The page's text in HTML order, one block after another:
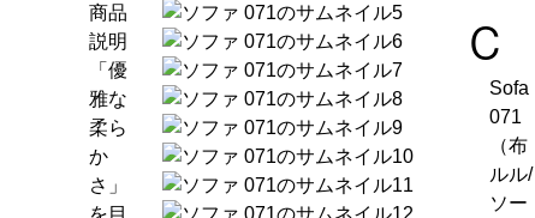
商品
説明
「優
雅な
柔ら
か
さ」
を目
c
Sofa
071
（布
ルル/
ソー